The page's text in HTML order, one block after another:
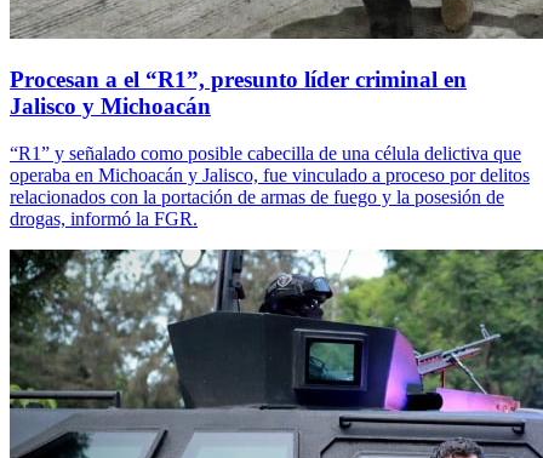
Procesan a el “R1”, presunto líder criminal en
Jalisco y Michoacán
“R1” y señalado como posible cabecilla de una célula delictiva que
operaba en Michoacán y Jalisco, fue vinculado a proceso por delitos
relacionados con la portación de armas de fuego y la posesión de
drogas, informó la FGR.